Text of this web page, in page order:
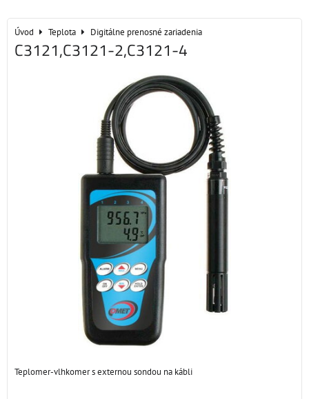
Úvod Teplota Digitálne prenosné zariadenia
C3121,C3121-2,C3121-4
Teplomer-vlhkomer s externou sondou na kábli